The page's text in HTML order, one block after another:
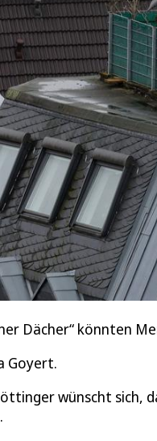
Dächer“ könnten
Goyert.
wünscht sich,